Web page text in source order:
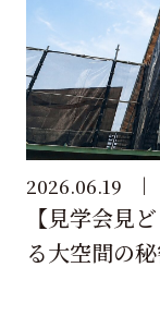
2026.06.19
【見学会見
る大空間の